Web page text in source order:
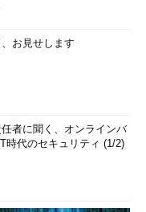
お見せします
者に聞く、オンラインバ
時代のセキュリティ (1/2)